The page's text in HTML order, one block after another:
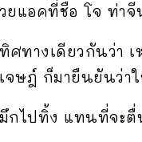
วยแอคที่ชื่อ โจ ท่าจี
ทางเดียวกันว่า
จษฎ์ ก็มายืนยันว่าใ
ไปทิ้ง แทนที่จะตื่